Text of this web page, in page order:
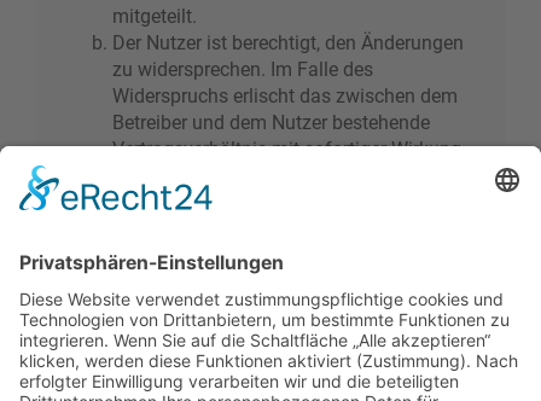
mitgeteilt.
Der Nutzer ist berechtigt, den Änderungen
zu widersprechen. Im Falle des
Widerspruchs erlischt das zwischen dem
Betreiber und dem Nutzer bestehende
Vertragsverhältnis mit sofortiger Wirkung.
verbindlich, wenn der Nutzer den
Informationen über den Umgang mit deinen
persönlichen Daten sind in der
Datenschutzerklärung enthalten.